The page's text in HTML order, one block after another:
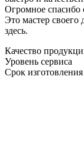
Огромное спасибо
Это мастер своего
здесь.
Качество
Уровень сервиса
Срок изготовления